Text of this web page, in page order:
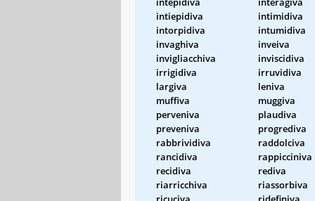
intiepidiva
intimidiva
intorpidiva
intumidiva
invaghiva
inveiva
invigliacchiva
inviscidiva
irrigidiva
irruvidiva
largiva
leniva
muffiva
muggiva
perveniva
plaudiva
preveniva
progrediva
rabbrividiva
raddolciva
rancidiva
rappicciniva
recidiva
rediva
riarricchiva
riassorbiva